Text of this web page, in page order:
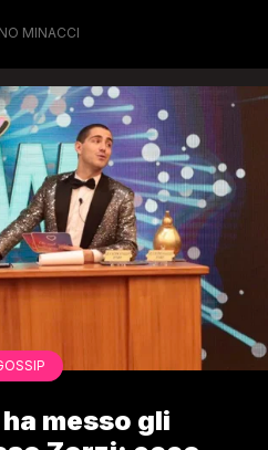
MINACCI
messo gli